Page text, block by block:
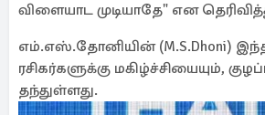
விளையாட முடியாதே" என
எம்.எஸ்.தோனியின் (M.S.Dhoni)
ரசிகர்களுக்கு மகிழ்ச்சியையும்,
தந்துள்ளது.